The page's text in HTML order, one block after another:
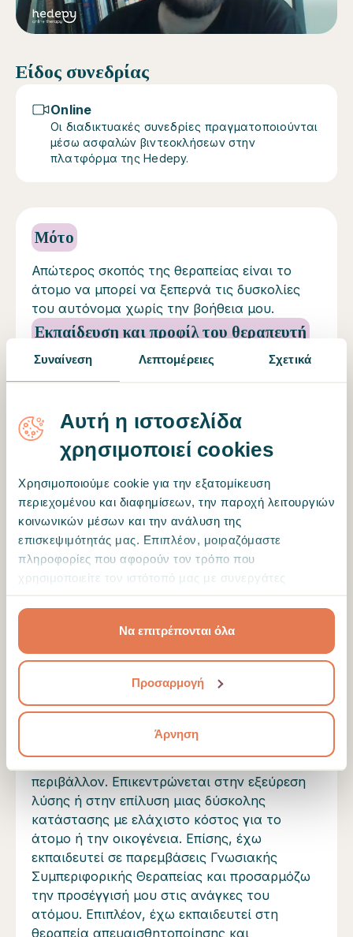
Συναίνεση Λεπτομέρειες Σχετικά
Αυτή η ιστοσελίδα
χρησιμοποιεί cookies
Χρησιμοποιούμε cookie για την εξατομίκευση
περιεχομένου και διαφημίσεων, την παροχή λειτουργιών
κοινωνικών μέσων και την ανάλυση της
επισκεψιμότητάς μας. Επιπλέον, μοιραζόμαστε
πληροφορίες που αφορούν τον τρόπο που
χρησιμοποιείτε τον ιστότοπό μας με συνεργάτες
οποίοι ενδεχομένως να τις συνδυάσουν με άλλες
πληροφορίες που τους έχετε παραχωρήσει ή τις οποίες
έχουν συλλέξει σε σχέση με την από μέρους σας χρήση
των υπηρεσιών τους.
Να επιτρέπονται όλα
Προσαρμογή
Άρνηση
Είδος συνεδρίας
Online
Οι διαδικτυακές συνεδρίες πραγματοποιούνται
μέσω ασφαλών βιντεοκλήσεων στην
πλατφόρμα της Hedepy.
Μότο
Απώτερος σκοπός της θεραπείας είναι το
άτομο να μπορεί να ξεπερνά τις δυσκολίες
του αυτόνομα χωρίς την βοήθεια μου.
Εκπαίδευση και προφίλ του θεραπευτή
Ονομάζομαι Θεόδωρος Μητρέβσκη και είμαι
Κλινικός Ψυχολόγος και Οικογενειακός
διαπιστευμένος από τη Βρετανική
Ψυχολογική Εταιρεία, την κυβέρνηση της
Ελλάδας, την κυβέρνηση της Βρετανίας, την
Συστημική Εταιρεία Βορείου Ελλάδος, και
την Ευρωπαϊκή Συστημική Εταιρεία. Τα
τελευταία 10 χρόνια εργάστηκα σε διάφορες
θέσεις ως Ψυχολόγος και ως
Ψυχοθεραπευτής με παιδιά, εφήβους και
ενήλικες και έχω αποκτήσει εμπειρία σε
προσέγγισή μου είναι Συστημική και εστιάζει
στις αλληλεπιδράσεις και τις σχέσεις μεταξύ
αντιμετωπίσουν τυχόν προβλήματα και να
προχωρήσουν. Δίνει σε όλα τα μέλη του
τα συναισθήματά τους και να πουν αυτό που
σκέφτονται σε ένα ασφαλές, μη επικριτικό
περιβάλλον. Επικεντρώνεται στην εξεύρεση
λύσης ή στην επίλυση μιας δύσκολης
κατάστασης με ελάχιστο κόστος για το
άτομο ή την οικογένεια. Επίσης, έχω
εκπαιδευτεί σε παρεμβάσεις Γνωσιακής
Συμπεριφορικής Θεραπείας και προσαρμόζω
την προσέγγισή μου στις ανάγκες του
ατόμου. Επιπλέον, έχω εκπαιδευτεί στη
θεραπεία απευαισθητοποίησης και